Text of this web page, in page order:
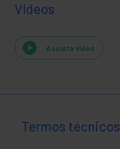
Vídeos
Assista vídeo
Termos técnicos